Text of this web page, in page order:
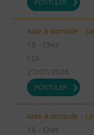
POSTULER
Aide à domicile -
18 - Cher
CDI
27/07/2026
POSTULER
Aide à domicile -
18 - Cher